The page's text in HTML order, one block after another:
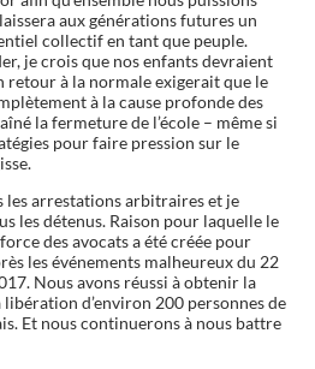
aux générations futures un
collectif en tant que peuple.
je crois que nos enfants devraient
retour à la normale exigerait que le
à la cause profonde des
la fermeture de l’école – même si
pour faire pression sur le
les arrestations arbitraires et je
les détenus. Raison pour laquelle le
des avocats a été créée pour
les événements malheureux du 22
Nous avons réussi à obtenir la
d’environ 200 personnes de
Et nous continuerons à nous battre